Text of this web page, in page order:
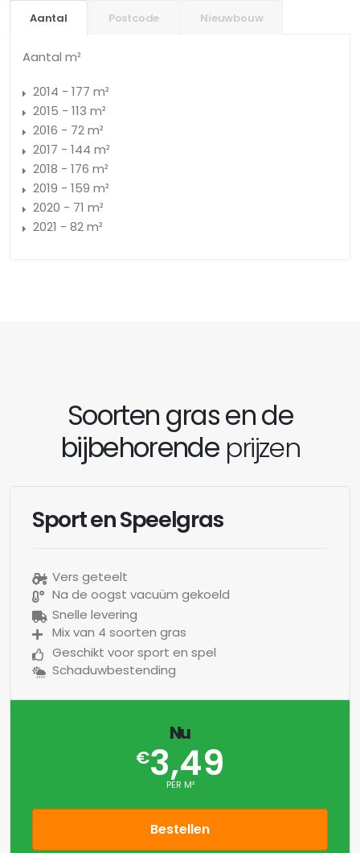
Aantal Postcode Nieuwbouw
Aantal m²
2014 - 177 m²
2015 - 113 m²
2016 - 72 m²
2017 - 144 m²
2018 - 176 m²
2019 - 159 m²
2020 - 71 m²
2021 - 82 m²
Soorten gras en de
bijbehorendeprijzen
Sport en Speelgras
Vers geteelt
Na de oogst vacuüm gekoeld
Snelle levering
Mix van 4 soorten gras
Geschikt voor sport en spel
Schaduwbestending
Nu
€3,49
PER M²
Bestellen